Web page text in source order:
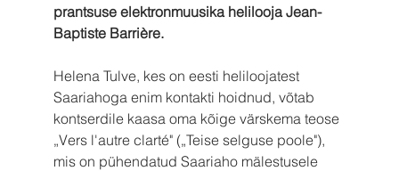
prantsuse elektronmuusika helilooja Jean-
Baptiste Barrière.
Helena Tulve, kes on eesti heliloojatest
Saariahoga enim kontakti hoidnud, võtab
kontserdile kaasa oma kõige värskema teose
„Vers l'autre clarté" („Teise selguse poole"),
mis on pühendatud Saariaho mälestusele